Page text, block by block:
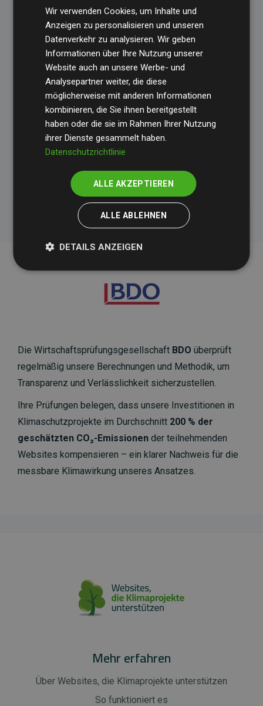
Alle unterstützten Projekte werden durch
Standardverifiziert und erfüllen höchste
Anforderungen an Qualität, tatsächliche
Klimawirkung und Transparenz. Weitere
Informationen zu den einzelnen Projekten finden
Sie hier.
Initiative Websites, die Klimaprojekte unterstützen
Die Wirtschaftsprüfungsgesellschaft BDO überprüft
regelmäßig unsere Berechnungen und Methodik, um
Transparenz und Verlässlichkeit sicherzustellen.
Ihre Prüfungen belegen, dass unsere Investitionen in
Klimaschutzprojekte im Durchschnitt 200 % der
geschätzten CO₂-Emissionen der teilnehmenden
Websites kompensieren – ein klarer Nachweis für die
messbare Klimawirkung unseres Ansatzes.
Mehr erfahren
Über Websites, die Klimaprojekte unterstützen
So funktioniert es
Wir verwenden Cookies, um Inhalte und
Anzeigen zu personalisieren und unseren
Datenverkehr zu analysieren. Wir geben
Informationen über Ihre Nutzung unserer
Website auch an unsere Werbe- und
Analysepartner weiter, die diese
möglicherweise mit anderen Informationen
kombinieren, die Sie ihnen bereitgestellt
haben oder die sie im Rahmen Ihrer Nutzung
ihrer Dienste gesammelt haben.
Datenschutzrichtlinie
ALLE AKZEPTIEREN
ALLE ABLEHNEN
DETAILS ANZEIGEN